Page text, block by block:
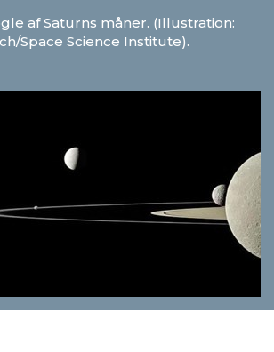
af Saturns måner. (Illustration:
Space Science Institute).